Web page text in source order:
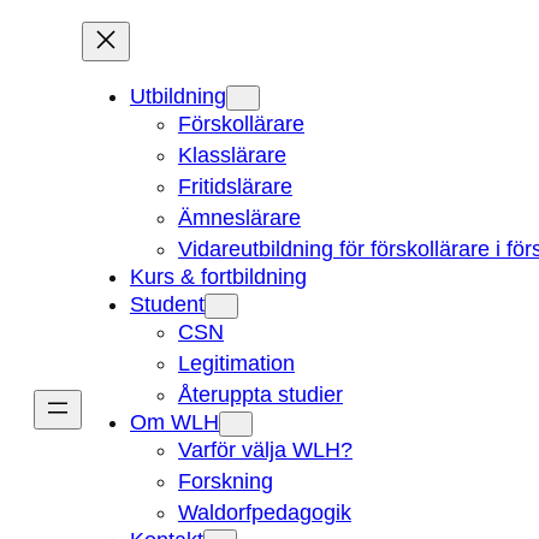
Utbildning
Förskollärare
Klasslärare
Fritidslärare
Ämneslärare
Vidareutbildning för förskollärare i
Kurs & fortbildning
Student
CSN
Legitimation
Återuppta studier
Om WLH
Varför välja WLH?
Forskning
Waldorfpedagogik